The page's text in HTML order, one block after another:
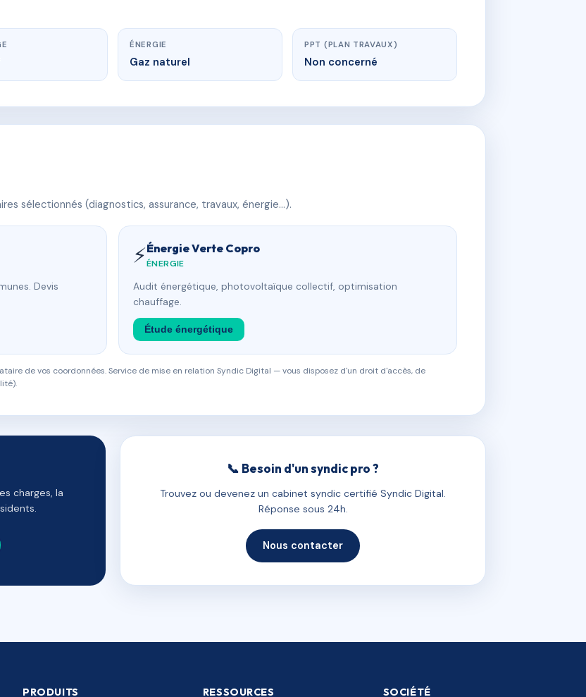
ÉNERGIE
Gaz naturel
PPT (PLAN TRAVAUX)
Non concerné
sélectionnés (diagnostics, assurance, travaux, énergie…).
Devis
⚡Énergie Verte Copro
ÉNERGIE
Audit énergétique, photovoltaïque collectif, optimisation
chauffage.
Étude énergétique
de vos coordonnées. Service de mise en relation Syndic Digital — vous disposez d'un droit d'accès, de
charges, la
📞 Besoin d'un syndic pro ?
Trouvez ou devenez un cabinet syndic certifié Syndic Digital.
Réponse sous 24h.
Nous contacter
PRODUITS RESSOURCES SOCIÉTÉ